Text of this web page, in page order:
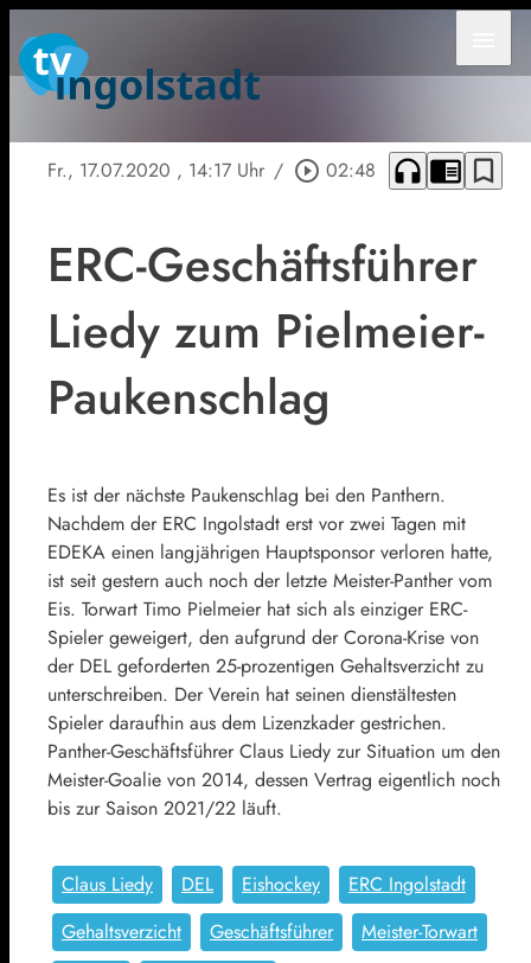
Fr., 17.07.2020 , 14:17 Uhr / play_circle_outline 02:48 headphones chrome_reader_mode bookmark_border
ERC-Geschäftsführer
Liedy zum Pielmeier-
Paukenschlag
Es ist der nächste Paukenschlag bei den Panthern.
Nachdem der ERC Ingolstadt erst vor zwei Tagen mit
EDEKA einen langjährigen Hauptsponsor verloren hatte,
ist seit gestern auch noch der letzte Meister-Panther vom
Eis. Torwart Timo Pielmeier hat sich als einziger ERC-
Spieler geweigert, den aufgrund der Corona-Krise von
der DEL geforderten 25-prozentigen Gehaltsverzicht zu
unterschreiben. Der Verein hat seinen dienstältesten
Spieler daraufhin aus dem Lizenzkader gestrichen.
Panther-Geschäftsführer Claus Liedy zur Situation um den
Meister-Goalie von 2014, dessen Vertrag eigentlich noch
bis zur Saison 2021/22 läuft.
Claus Liedy DEL Eishockey
ERC Ingolstadt
Gehaltsverzicht
Geschäftsführer
Meister-Torwart